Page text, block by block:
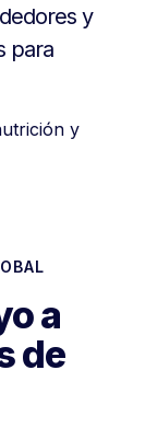
y
para
y
a
de